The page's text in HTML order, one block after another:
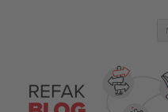
Blog der